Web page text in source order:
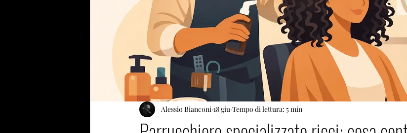
Alessio Bianconi 18 giu Tempo di lettura: 5 min